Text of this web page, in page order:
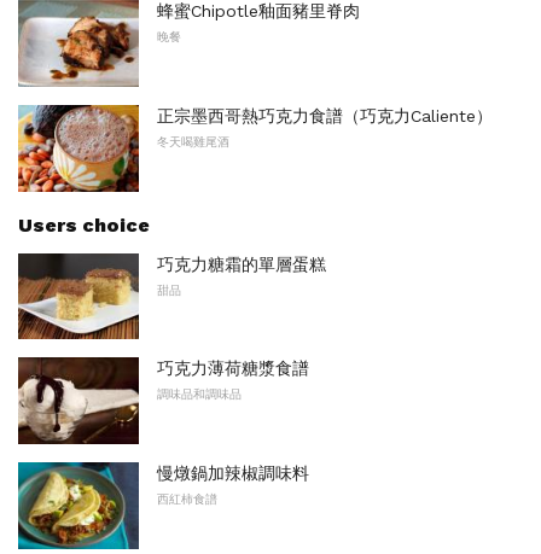
蜂蜜Chipotle釉面豬里脊肉
晚餐
正宗墨西哥熱巧克力食譜（巧克力Caliente）
冬天喝雞尾酒
Users choice
巧克力糖霜的單層蛋糕
甜品
巧克力薄荷糖漿食譜
調味品和調味品
慢燉鍋加辣椒調味料
西紅柿食譜